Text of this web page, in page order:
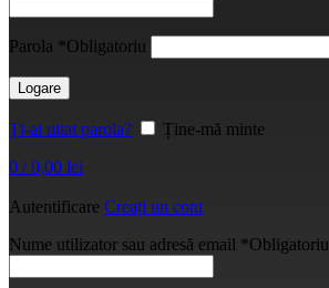
Parola *Obligatoriu
Logare
Ți-ai uitat parola?
Ține-mă minte
0 / 0,00 lei
Autentificare Creați un cont
Nume utilizator sau adresă email *Obligatoriu